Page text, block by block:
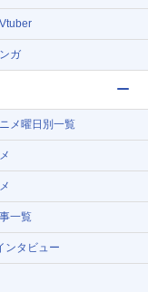
ガ
メ曜日別一覧
一覧
ンタビュー